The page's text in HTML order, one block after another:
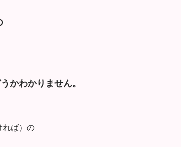
かわかりません。
れば）の